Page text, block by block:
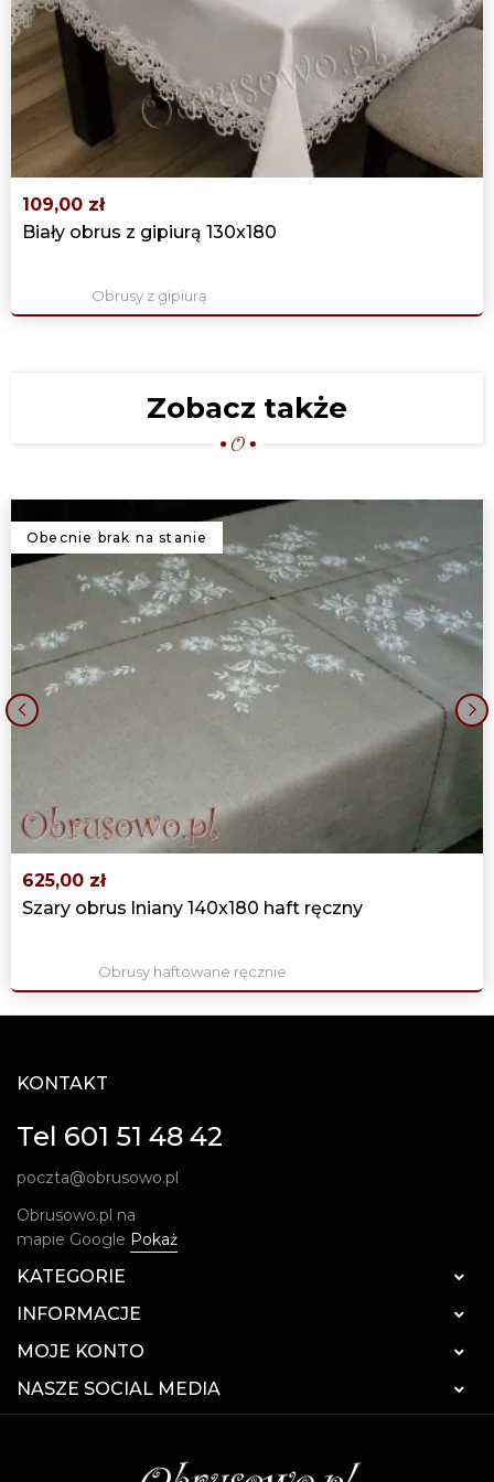
230,00 zł
OWALNY OBRUS ŚWIĄTECZNY
130X180 "SREBRNE GWIAZDY"
230,00 zł
109,00 zł
Biały obrus z gipiurą 130x180
Obrusy z gipiurą
Zobacz także
Obecnie brak na stanie
625,00 zł
Szary obrus lniany 140x180 haft ręczny
Obrusy haftowane ręcznie
KONTAKT
Tel 601 51 48 42
poczta@obrusowo.pl
Obrusowo.pl na
mapie Google Pokaż
KATEGORIE 
INFORMACJE 
MOJE KONTO 
NASZE SOCIAL MEDIA 